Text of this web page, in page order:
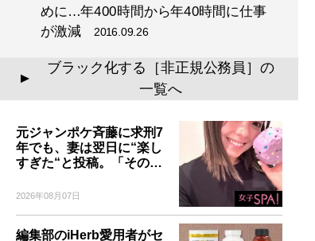
めに…年400時間から年40時間に仕事
が激減 2016.09.26
▲
ブラック化する［非正規公務員］の
一覧へ
元ジャンポケ斉藤に求刑7
年でも、妻は翌日に“楽し
すぎた“と投稿。「その…
2026年08月07日
編集部のiHerb愛用者がセ